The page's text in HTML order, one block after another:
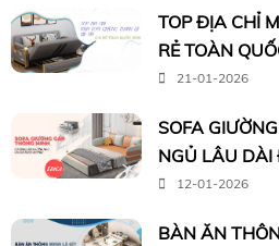
TOP ĐỊA CHỈ
RẺ TOÀN
21-01-2026
SOFA
NGỦ LÂU DÀI
12-01-2026
BÀN ĂN